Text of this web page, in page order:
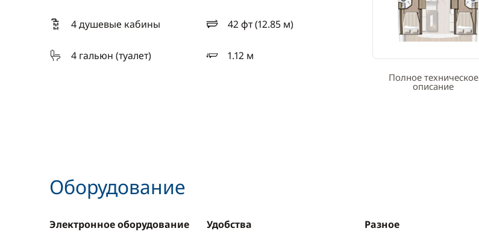
4 душевые кабины 42 фт (12.85 м)
длина
4 гальюн (туалет)
1.12 м
осадка
Полное техническое
описание
Оборудование
Электронное оборудование
Удобства
Разное